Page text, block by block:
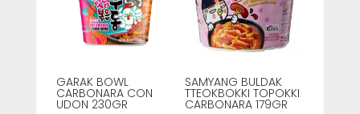
GARAK BOWL
CARBONARA CON
UDON 230GR
SAMYANG BULDAK
TTEOKBOKKI TOPOKKI
CARBONARA 179GR